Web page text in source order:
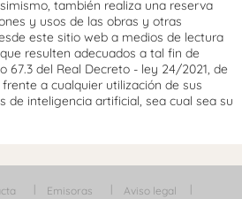
también realiza una reserva
y usos de las obras y otras
este sitio web a medios de lectura
resulten adecuados a tal fin de
67.3 del Real Decreto - ley 24/2021, de
a cualquier utilización de sus
de inteligencia artificial, sea cual sea su
Emisoras Aviso legal